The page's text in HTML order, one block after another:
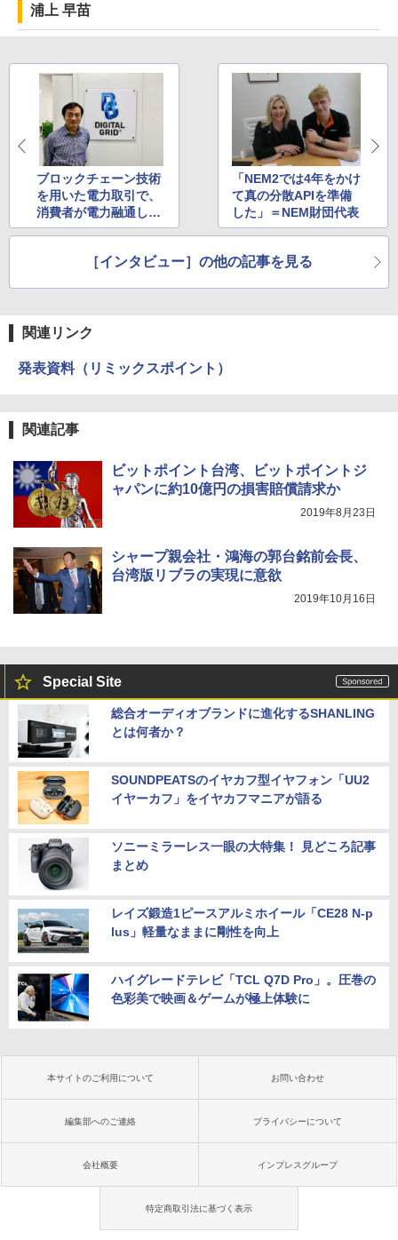
浦上 早苗
ブロックチェーン技術
を用いた電力取引で、
消費者が電力融通しあ
う地産地消の未来
「NEM2では4年をかけ
て真の分散APIを準備
した」＝NEM財団代表
［インタビュー］の他の記事を見る
関連リンク
発表資料（リミックスポイント）
関連記事
ビットポイント台湾、ビットポイントジ
ャパンに約10億円の損害賠償請求か
2019年8月23日
シャープ親会社・鴻海の郭台銘前会長、
台湾版リブラの実現に意欲
2019年10月16日
Special Site
総合オーディオブランドに進化するSHANLING
とは何者か？
SOUNDPEATSのイヤカフ型イヤフォン「UU2
イヤーカフ」をイヤカフマニアが語る
ソニーミラーレス一眼の大特集！ 見どころ記事
まとめ
レイズ鍛造1ピースアルミホイール「CE28 N-p
lus」軽量なままに剛性を向上
ハイグレードテレビ「TCL Q7D Pro」。圧巻の
色彩美で映画＆ゲームが極上体験に
本サイトのご利用について お問い合わせ
編集部へのご連絡 プライバシーについて
会社概要 インプレスグループ
特定商取引法に基づく表示